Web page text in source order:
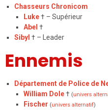
Chasseurs Chronicom
Luke† – Supérieur
Abel †
Sibyl † – Leader
Ennemis
Département de Police de
William Dole † (univers
Fischer (univers alternatif)